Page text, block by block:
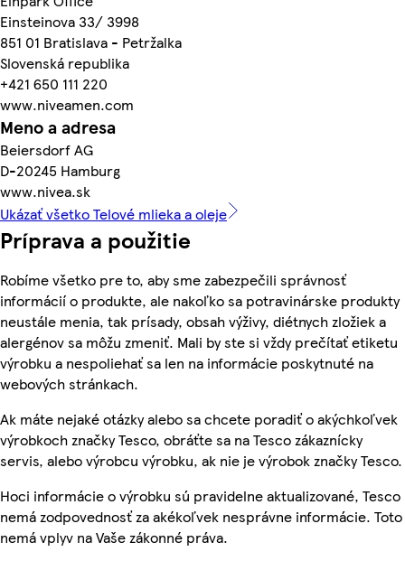
Einsteinova 33/ 3998
851 01 Bratislava - Petržalka
Slovenská republika
+421 650 111 220
www.niveamen.com
Meno a adresa
Beiersdorf AG
D-20245 Hamburg
www.nivea.sk
Ukázať všetko Telové mlieka a oleje
Príprava a použitie
Robíme všetko pre to, aby sme zabezpečili správnosť
informácií o produkte, ale nakoľko sa potravinárske produkty
neustále menia, tak prísady, obsah výživy, diétnych zložiek a
alergénov sa môžu zmeniť. Mali by ste si vždy prečítať etiketu
výrobku a nespoliehať sa len na informácie poskytnuté na
webových stránkach.
Ak máte nejaké otázky alebo sa chcete poradiť o akýchkoľvek
výrobkoch značky Tesco, obráťte sa na Tesco zákaznícky
servis, alebo výrobcu výrobku, ak nie je výrobok značky Tesco.
Hoci informácie o výrobku sú pravidelne aktualizované, Tesco
nemá zodpovednosť za akékoľvek nesprávne informácie. Toto
nemá vplyv na Vaše zákonné práva.